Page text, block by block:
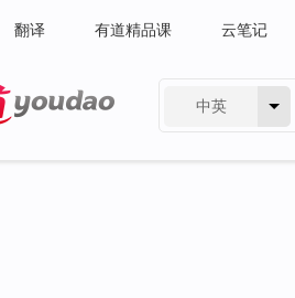
翻译 有道精品课 云笔记
中英